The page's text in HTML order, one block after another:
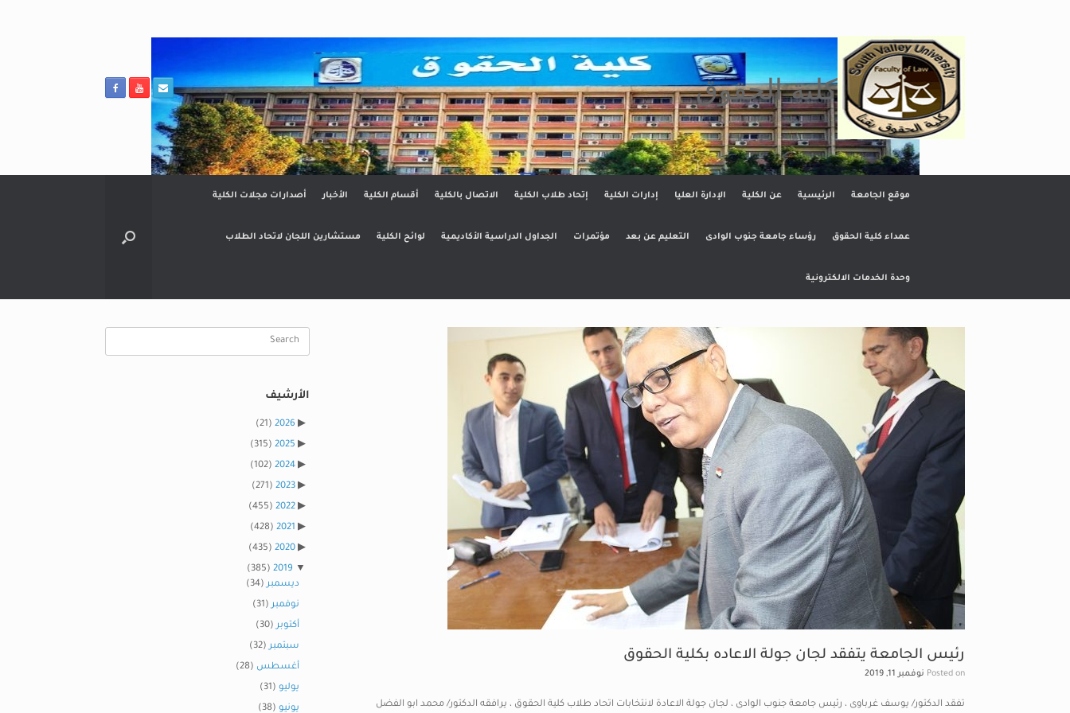
كلية الحقوق
موقع الجامعة الرئيسية عن الكلية الإدارة العليا إدارات الكلية إتحاد طلاب الكلية الاتصال بالكلية أقسام الكلية الأخبار أصدارات مجلات الكلية
عمداء كلية الحقوق رؤساء جامعة جنوب الوادى التعليم عن بعد مؤتمرات الجداول الدراسية الأكاديمية لوائح الكلية مستشارين اللجان لاتحاد الطلاب
وحدة الخدمات الالكترونية
رئيس الجامعة يتفقد لجان جولة الاعاده بكلية الحقوق
Posted on نوفمبر 11, 2019
تفقد الدكتور/ يوسف غرباوى ، رئيس جامعة جنوب الوادى ، لجان جولة الاعادة لانتخابات اتحاد طلاب كلية الحقوق ، يرافقه الدكتور/ محمد ابو الفضل
Search
الأرشيف
2026
(21)
2025
(315)
2024
(102)
2023
(271)
2022
(455)
2021
(428)
2020
(435)
2019
(385)
ديسمبر(34)
نوفمبر(31)
أكتوبر(30)
سبتمبر(32)
أغسطس (28)
يوليو (31)
يونيو (38)